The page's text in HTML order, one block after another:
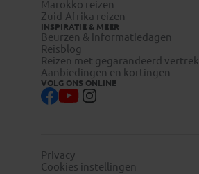
Marokko reizen
Zuid-Afrika reizen
INSPIRATIE & MEER
Beurzen & informatiedagen
Reisblog
Reizen met gegarandeerd vertrek
Aanbiedingen en kortingen
VOLG ONS ONLINE
Privacy
Cookies instellingen